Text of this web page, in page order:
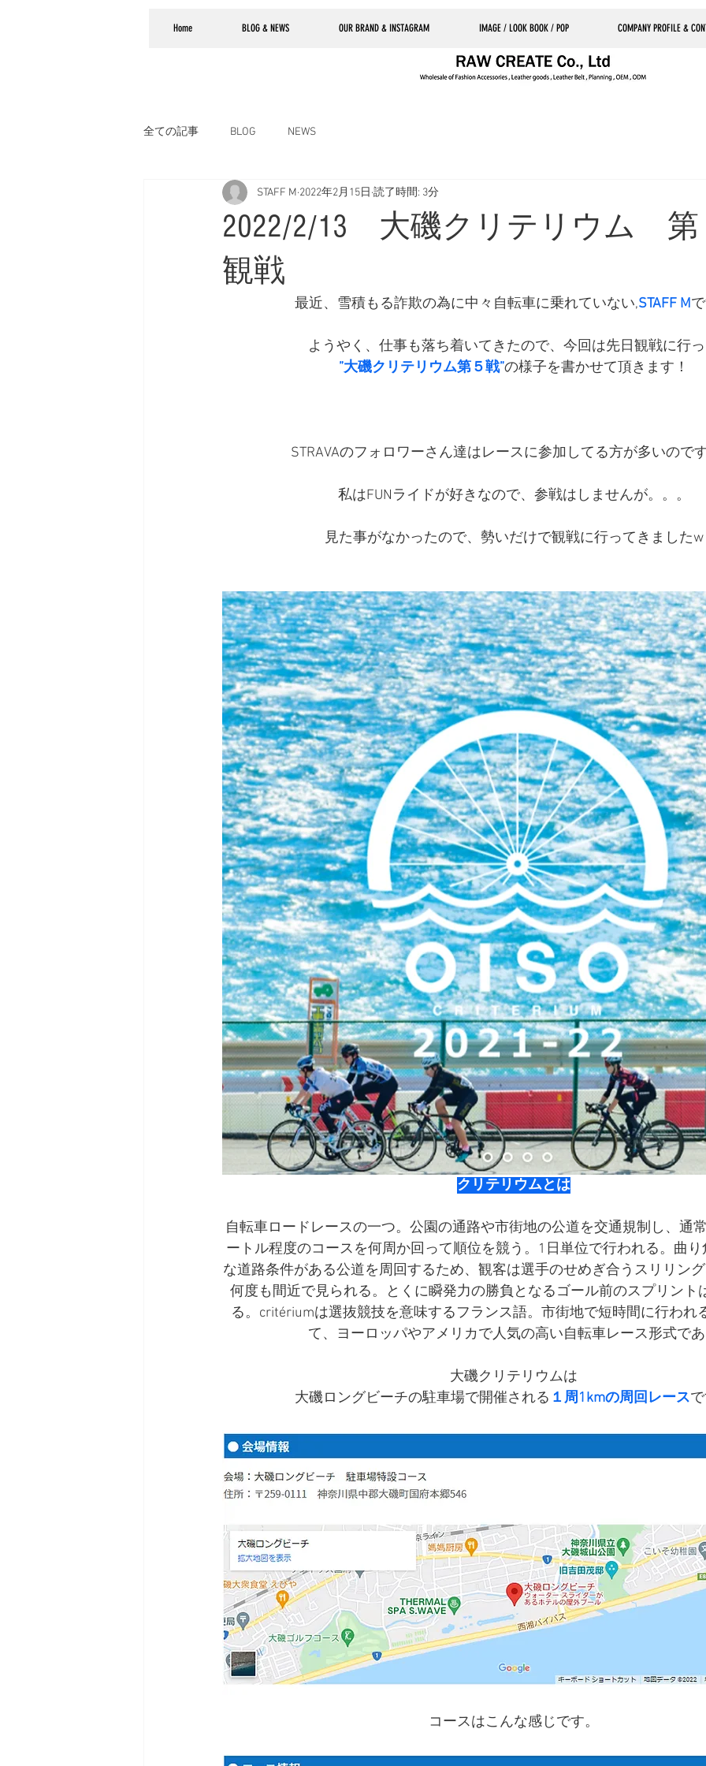
Home BLOG & NEWS OUR BRAND & INSTAGRAM IMAGE / LOOK BOOK / POP COMPANY PROFILE &
全ての記事 BLOG NEWS
2022/2/13 大磯クリテリウム
観戦
STAFF M 2022年2月15日 読了時間: 3分
最近、雪積もる詐欺の為に中々自転車に乗れていない,STAFF M
ようやく、仕事も落ち着いてきたので、今回は先日観戦に行
”大磯クリテリウム第５戦”の様子を書かせて頂きます！
STRAVAのフォロワーさん達はレースに参加してる方が多いので
私はFUNライドが好きなので、参戦はしませんが。。。
見た事がなかったので、勢いだけで観戦に行ってきましたw
クリテリウムとは
自転車ロードレースの一つ。公園の通路や市街地の公道を交通規制し、通
ートル程度のコースを何周か回って順位を競う。1日単位で行われる。曲
な道路条件がある公道を周回するため、観客は選手のせめぎ合うスリリン
何度も間近で見られる。とくに瞬発力の勝負となるゴール前のスプリント
る。critériumは選抜競技を意味するフランス語。市街地で短時間に行われ
て、ヨーロッパやアメリカで人気の高い自転車レース形式で
大磯クリテリウムは
大磯ロングビーチの駐車場で開催される １周1kmの周回レース
コースはこんな感じです。